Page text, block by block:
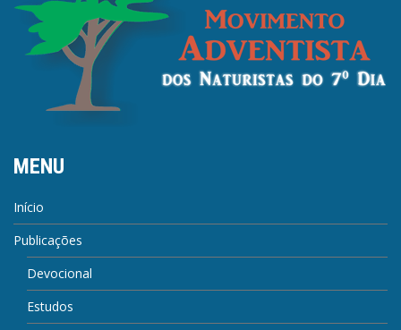
MENU
Início
Publicações
Devocional
Estudos